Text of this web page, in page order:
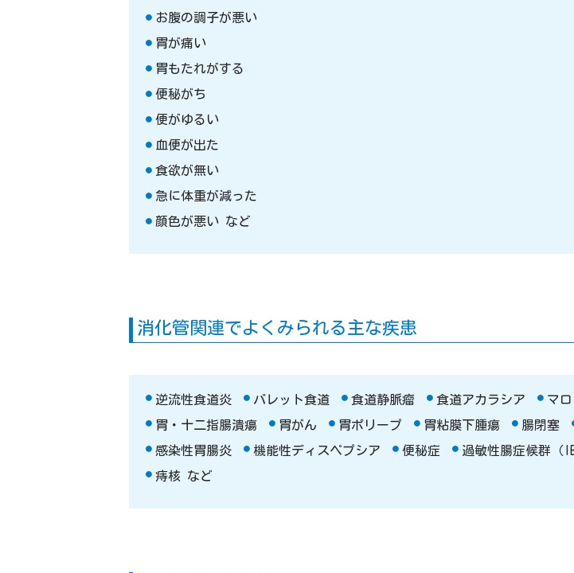
お腹の調子が悪い
胃が痛い
胃もたれがする
便秘がち
便がゆるい
血便が出た
食欲が無い
急に体重が減った
顔色が悪い など
消化管関連でよくみられる主な疾患
逆流性食道炎 バレット食道 食道静脈瘤 食道アカラシア マ
胃・十二指腸潰瘍
胃がん 胃ポリープ 胃粘膜下腫瘍 腸閉塞
感染性胃腸炎
機能性ディスペプシア 便秘症 過敏性腸症候群（
痔核 など